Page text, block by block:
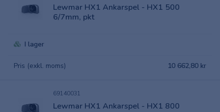
Lewmar HX1 Ankarspel - HX1 500
6/7mm, pkt
I lager
Pris (exkl. moms) 10 662,80 kr
69140031
Lewmar HX1 Ankarspel - HX1 800